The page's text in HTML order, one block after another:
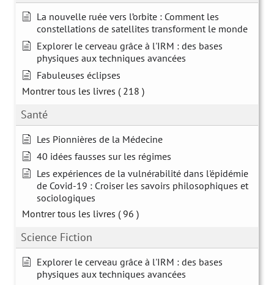
La nouvelle ruée vers l’orbite : Comment les
constellations de satellites transforment le monde
Explorer le cerveau grâce à l'IRM : des bases
physiques aux techniques avancées
Fabuleuses éclipses
Montrer tous les livres ( 218 )
Santé
Les Pionnières de la Médecine
40 idées fausses sur les régimes
Les expériences de la vulnérabilité dans l'épidémie
de Covid-19 : Croiser les savoirs philosophiques et
sociologiques
Montrer tous les livres ( 96 )
Science Fiction
Explorer le cerveau grâce à l'IRM : des bases
physiques aux techniques avancées